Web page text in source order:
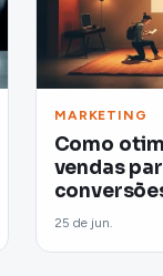
MARKETING
Como
vendas
25 de jun.